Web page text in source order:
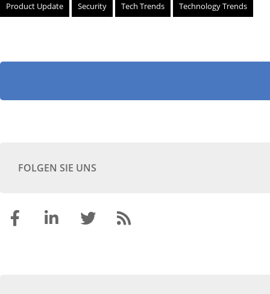
Product Update Security Tech Trends Technology Trends
FOLGEN SIE UNS